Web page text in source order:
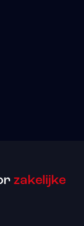
zakelijke